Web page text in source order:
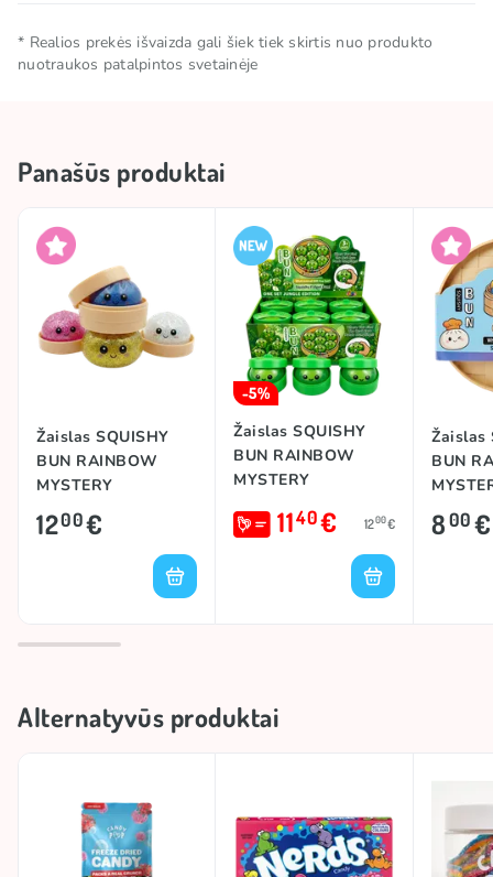
TOP TOP
metų.
Šis žaislas nėra maistas ar maisto produktas.
* Realios prekės išvaizda gali šiek tiek skirtis nuo produkto
nuotraukos patalpintos svetainėje
Panašūs produktai
Žaislas SQUISHY
BUN RAINBOW
MYSTERY
DUMPLING GLITTER
1200€
-5%
Žaislas SQUISHY
BUN RAINBOW
MYSTERY
1140€ 1200€
Žaislas
BUN
800€
Alternatyvūs produktai